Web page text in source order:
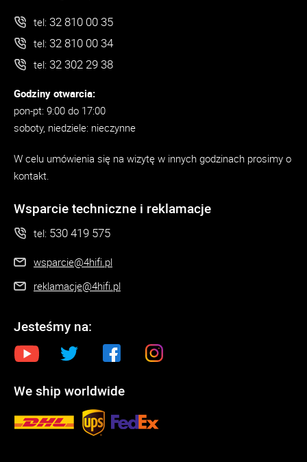
tel: 32 810 00 35
tel: 32 810 00 34
tel: 32 302 29 38
Godziny otwarcia:
pon-pt: 9:00 do 17:00
soboty, niedziele: nieczynne
W celu umówienia się na wizytę w innych godzinach prosimy o
kontakt.
Wsparcie techniczne i reklamacje
tel: 530 419 575
wsparcie@4hifi.pl
reklamacje@4hifi.pl
Jesteśmy na:
We ship worldwide